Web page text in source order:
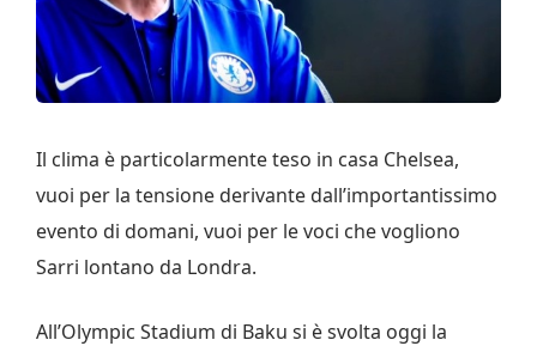
Il clima è particolarmente teso in casa Chelsea,
vuoi per la tensione derivante dall’importantissimo
evento di domani, vuoi per le voci che vogliono
Sarri lontano da Londra.
All’Olympic Stadium di Baku si è svolta oggi la